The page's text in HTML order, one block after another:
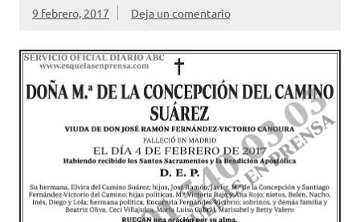
9 febrero, 2017 Deja un comentario